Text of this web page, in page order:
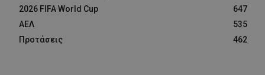
2026 FIFA World Cup
647
ΑΕΛ
535
Προτάσεις
462